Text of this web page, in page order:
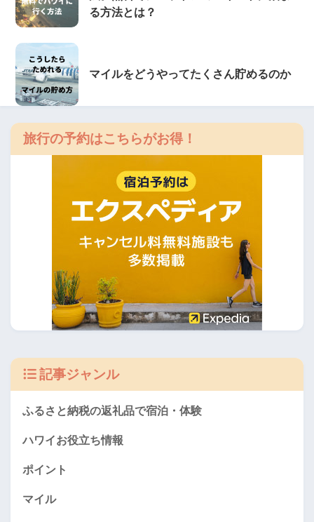
る方法とは？
マイルをどうやってたくさん貯めるのか
旅行の予約はこちらがお得！
記事ジャンル
ふるさと納税の返礼品で宿泊・体験
ハワイお役立ち情報
ポイント
マイル